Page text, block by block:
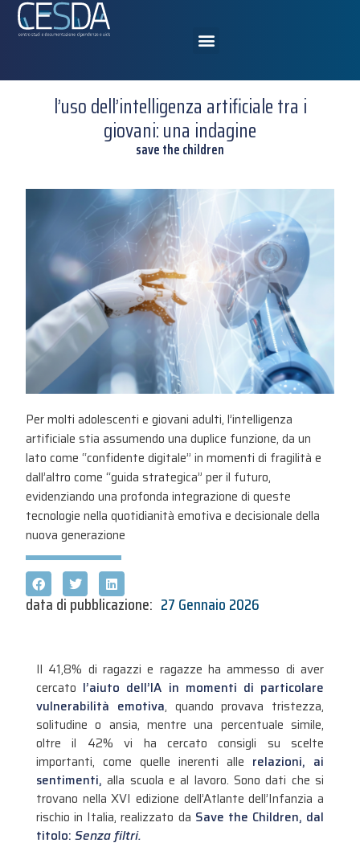
l’uso dell’intelligenza artificiale tra i
giovani: una indagine
save the children
Per molti adolescenti e giovani adulti, l’intelligenza
artificiale stia assumendo una duplice funzione, da un
lato come “confidente digitale” in momenti di fragilità e
dall’altro come “guida strategica” per il futuro,
evidenziando una profonda integrazione di queste
tecnologie nella quotidianità emotiva e decisionale della
nuova generazione
data di pubblicazione: 27 Gennaio 2026
Il 41,8% di ragazzi e ragazze ha ammesso di aver
cercato l’aiuto dell’IA in momenti di particolare
vulnerabilità emotiva, quando provava tristezza,
solitudine o ansia, mentre una percentuale simile,
oltre il 42% vi ha cercato consigli su scelte
importanti, come quelle inerenti alle relazioni, ai
sentimenti, alla scuola e al lavoro. Sono dati che si
trovano nella XVI edizione dell’Atlante dell’Infanzia a
rischio in Italia, realizzato da Save the Children, dal
titolo: Senza filtri.